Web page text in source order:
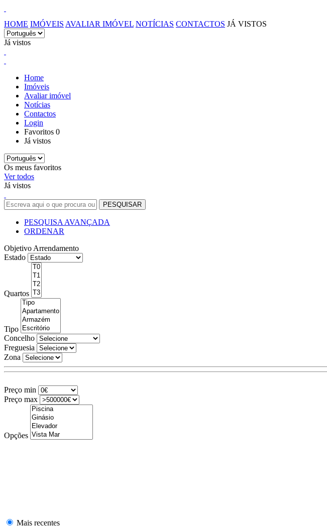
HOME IMÓVEIS AVALIAR IMÓVEL NOTÍCIAS CONTACTOS JÁ VISTOS
Já vistos
Home
Imóveis
Avaliar imóvel
Notícias
Contactos
Login
Favoritos 0
Já vistos
Os meus favoritos
Ver todos
Já vistos
PESQUISA AVANÇADA
ORDENAR
Objetivo Arrendamento
Estado
Quartos
Tipo
Concelho
Freguesia
Zona
Preço min
Preço max
Opções
Mais recentes